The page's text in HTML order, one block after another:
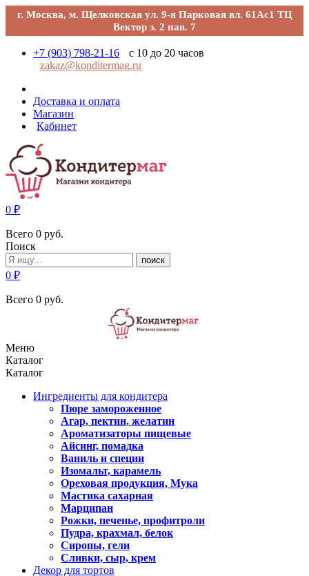
г. Москва, м. Щелковская ул. 9-я Парковая вл. 61Ас1 ТЦ
Вектор э. 2 пав. 7
+7 (903) 798-21-16
с 10 до 20 часов
zakaz@konditermag.ru
Доставка и оплата
Магазин
Кабинет
0 ₽
Всего 0 руб.
Поиск
поиск
0 ₽
Всего 0 руб.
Меню
Каталог
Каталог
Ингредиенты для кондитера
Пюре замороженное
Агар, пектин, желатин
Ароматизаторы пищевые
Айсинг, помадка
Ваниль и специи
Изомальт, карамель
Ореховая продукция, Мука
Мастика сахарная
Марципан
Рожки, печенье, профитроли
Пудра, крахмал, белок
Сиропы, гели
Сливки, сыр, крем
Декор для тортов